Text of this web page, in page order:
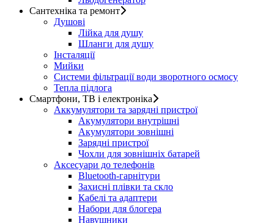
Сантехніка та ремонт
Душові
Лійка для душу
Шланги для душу
Інсталяції
Мийки
Системи фільтрації води зворотного осмосу
Тепла підлога
Смартфони, ТВ і електроніка
Аккумулятори та зарядні пристрої
Акумулятори внутрішні
Акумулятори зовнішні
Зарядні пристрої
Чохли для зовнішніх батарей
Аксесуари до телефонів
Bluetooth-гарнітури
Захисні плівки та скло
Кабелі та адаптери
Набори для блогера
Навушники